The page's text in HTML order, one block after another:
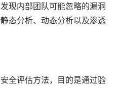
现内部团队可能忽略的漏洞
态分析、动态分析以及渗透
全评估方法，目的是通过验